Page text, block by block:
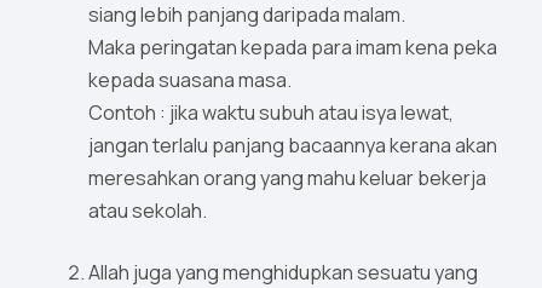
siang lebih panjang daripada malam.
Maka peringatan kepada para imam kena peka
kepada suasana masa.
Contoh : jika waktu subuh atau isya lewat,
jangan terlalu panjang bacaannya kerana akan
meresahkan orang yang mahu keluar bekerja
atau sekolah.
Allah juga yang menghidupkan sesuatu yang